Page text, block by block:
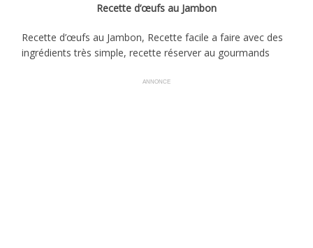
Recette d’œufs au Jambon
Recette d’œufs au Jambon, Recette facile a faire avec des
ingrédients très simple, recette réserver au gourmands
ANNONCE